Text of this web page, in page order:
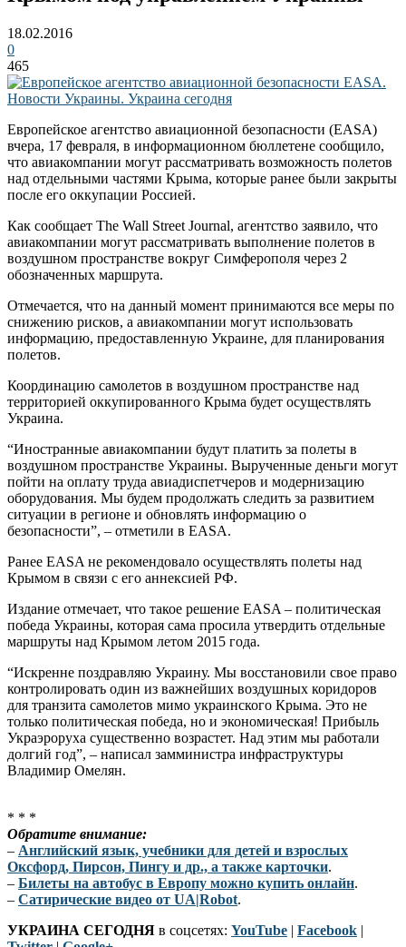
18.02.2016
0
465
Европейское агентство авиационной безопасности (EASA)
вчера, 17 февраля, в информационном бюллетене сообщило,
что авиакомпании могут рассматривать возможность полетов
над отдельными частями Крыма, которые ранее были закрыты
после его оккупации Россией.
Как сообщает The Wall Street Journal, агентство заявило, что
авиакомпании могут рассматривать выполнение полетов в
воздушном пространстве вокруг Симферополя через 2
обозначенных маршрута.
Отмечается, что на данный момент принимаются все меры по
снижению рисков, а авиакомпании могут использовать
информацию, предоставленную Украине, для планирования
полетов.
Координацию самолетов в воздушном пространстве над
территорией оккупированного Крыма будет осуществлять
Украина.
“Иностранные авиакомпании будут платить за полеты в
воздушном пространстве Украины. Вырученные деньги могут
пойти на оплату труда авиадиспетчеров и модернизацию
оборудования. Мы будем продолжать следить за развитием
ситуации в регионе и обновлять информацию о
безопасности”, – отметили в EASA.
Ранее EASA не рекомендовало осуществлять полеты над
Крымом в связи с его аннексией РФ.
Издание отмечает, что такое решение EASA – политическая
победа Украины, которая сама просила утвердить отдельные
маршруты над Крымом летом 2015 года.
“Искренне поздравляю Украину. Мы восстановили свое право
контролировать один из важнейших воздушных коридоров
для транзита самолетов мимо украинского Крыма. Это не
только политическая победа, но и экономическая! Прибыль
Украэроруха существенно возрастет. Над этим мы работали
долгий год”, – написал замминистра инфраструктуры
Владимир Омелян.
* * *
Обратите внимание:
– Английский язык, учебники для детей и взрослых
Оксфорд, Пирсон, Пингу и др., а также карточки.
– Билеты на автобус в Европу можно купить онлайн.
– Сатирические видео от UA|Robot.
УКРАИНА СЕГОДНЯ в соцсетях: YouTube | Facebook |